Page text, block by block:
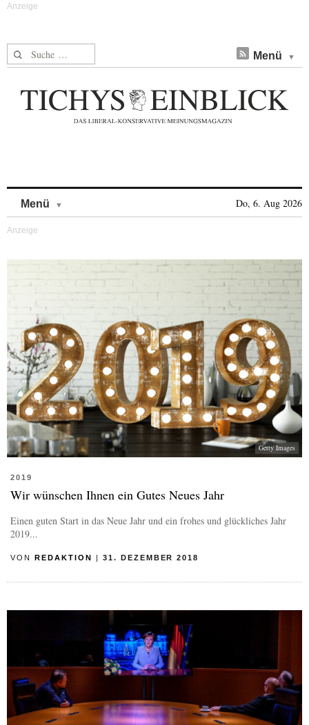
Suche nach: Menü
Menü Do, 6. Aug 2026
Getty Images
2019
Wir wünschen Ihnen ein Gutes Neues Jahr
Einen guten Start in das Neue Jahr und ein frohes und glückliches Jahr
2019...
VON REDAKTION | 31. DEZEMBER 2018